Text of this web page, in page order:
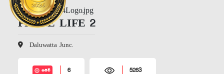
PRIME LIFE 2
Daluwatta Junc.
සජීවී 6 5263